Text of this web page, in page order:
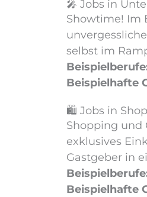
🎤 Jobs in
Showtime! Im
selbst im
Beispielhafte
🛍️ Jobs in
Shopping und
exklusives
Gastgeber in
Beispielhafte